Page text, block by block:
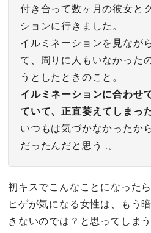
付き合って数ヶ月の彼女と
ションに行きました。
イルミネーションを見なが
て、周りに人もいなかった
うとしたときのこと。
イルミネーションに合わせ
ていて、正直萎えてしまった
いつもは気づかなかったか
だったんだと思う…。
初キスでこんなことになった
ヒゲが気になる女性は、もう
きないのでは？と思ってしま